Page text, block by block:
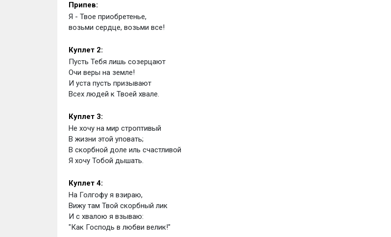
Припев:
Я - Твое приобретенье,
возьми сердце, возьми все!
Куплет 2:
Пусть Тебя лишь созерцают
Очи веры на земле!
И уста пусть призывают
Всех людей к Твоей хвале.
Куплет 3:
Не хочу на мир строптивый
В жизни этой уповать;
В скорбной доле иль счастливой
Я хочу Тобой дышать.
Куплет 4:
На Голгофу я взираю,
Вижу там Твой скорбный лик
И с хвалою я взываю:
"Как Господь в любви велик!"